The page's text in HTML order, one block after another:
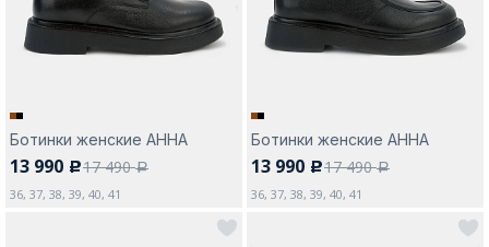
Ботинки женские АННА
13 990 c17 490a
36, 37, 38, 39, 40, 41
Ботинки женские АННА
13 990 c17 490a
36, 37, 38, 39, 40, 41